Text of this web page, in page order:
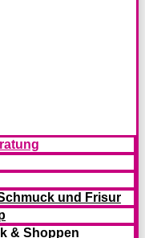
und Frisur
& Shoppen